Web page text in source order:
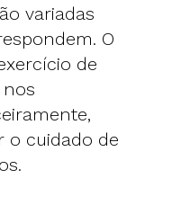
variadas
O
de
o cuidado de